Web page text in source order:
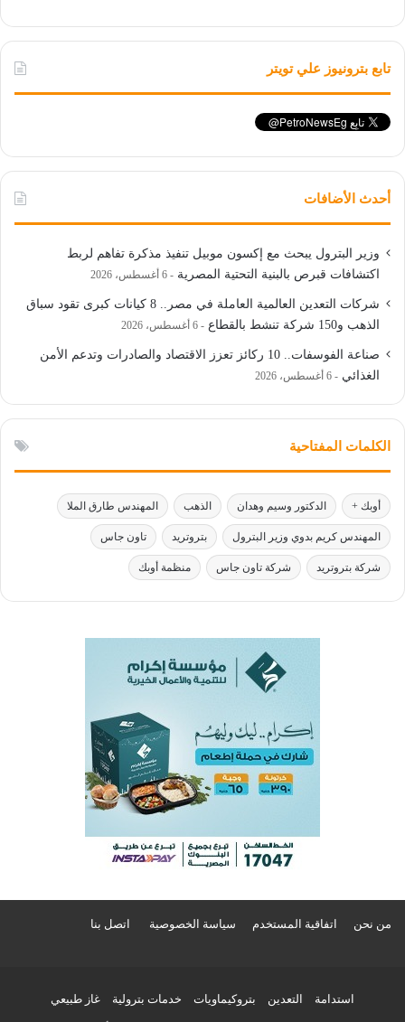
تابع بترونيوز علي تويتر
أحدث الأضافات
وزير البترول يبحث مع إكسون موبيل تنفيذ مذكرة تفاهم لربط
اكتشافات قبرص بالبنية التحتية المصرية
6 أغسطس، 2026
شركات التعدين العالمية العاملة في مصر.. 8 كيانات كبرى تقود سباق
الذهب و150 شركة تنشط بالقطاع
6 أغسطس، 2026
صناعة الفوسفات.. 10 ركائز تعزز الاقتصاد والصادرات وتدعم الأمن
الغذائي
6 أغسطس، 2026
الكلمات المفتاحية
أوبك + الدكتور وسيم وهدان الذهب المهندس طارق الملا
المهندس كريم بدوي وزير البترول بتروتريد تاون جاس
شركة بتروتريد شركة تاون جاس منظمة أوبك
من نحن اتفاقية المستخدم سياسة الخصوصية اتصل بنا
استدامة التعدين بتروكيماويات خدمات بترولية غاز طبيعي